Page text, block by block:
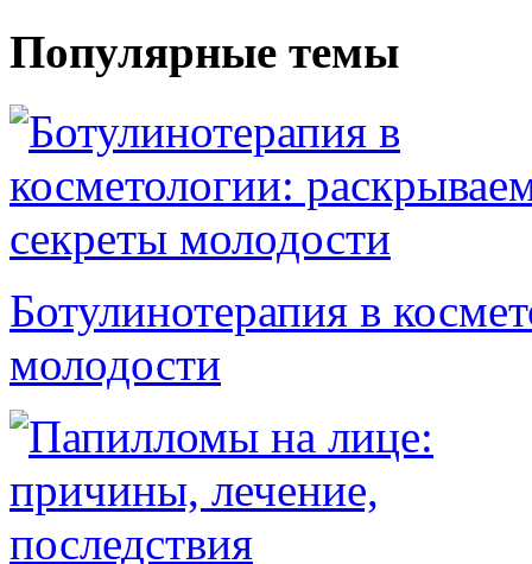
Популярные темы
Ботулинотерапия в
молодости